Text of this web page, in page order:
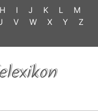
H I J K L
M
V W X Y Z